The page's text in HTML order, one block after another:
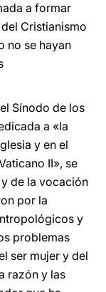
a formar
Cristianismo
no se hayan
Sínodo de los
a «la
y en el
II», se
de la vocación
por la
y
problemas
ser mujer y del
razón y las